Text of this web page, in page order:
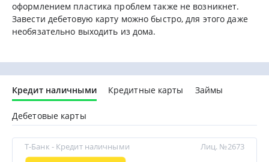
оформлением пластика проблем также не возникнет.
Завести дебетовую карту можно быстро, для этого даже
необязательно выходить из дома.
Кредит наличными Кредитные карты Займы
Дебетовые карты
Т-Банк - Кредит наличными Лиц. №2673